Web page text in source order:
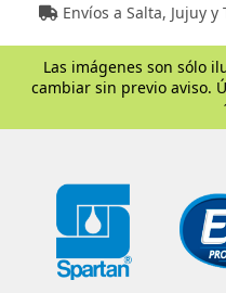
Envíos a Salta, Jujuy y
Las imágenes son sólo
cambiar sin previo aviso.